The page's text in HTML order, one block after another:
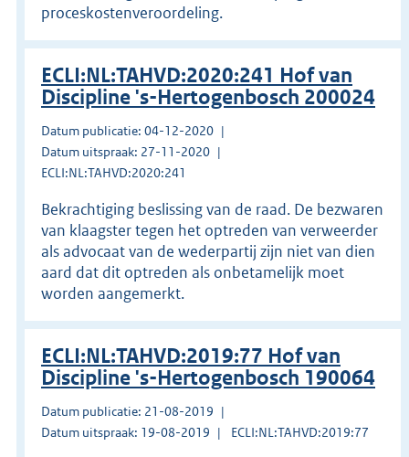
proceskostenveroordeling.
ECLI:NL:TAHVD:2020:241 Hof van
Discipline 's-Hertogenbosch 200024
Datum publicatie: 04-12-2020
Datum uitspraak: 27-11-2020
ECLI:NL:TAHVD:2020:241
Bekrachtiging beslissing van de raad. De bezwaren
van klaagster tegen het optreden van verweerder
als advocaat van de wederpartij zijn niet van dien
aard dat dit optreden als onbetamelijk moet
worden aangemerkt.
ECLI:NL:TAHVD:2019:77 Hof van
Discipline 's-Hertogenbosch 190064
Datum publicatie: 21-08-2019
Datum uitspraak: 19-08-2019
ECLI:NL:TAHVD:2019:77